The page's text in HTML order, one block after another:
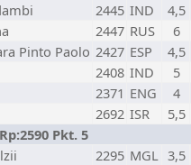
2445 IND
4,5
2447 RUS
6
Pinto Paolo 2427 ESP
4,5
2408 IND
5
2371 ENG
4
2692 ISR
5,5
Pkt. 5
2295 MGL 3,5